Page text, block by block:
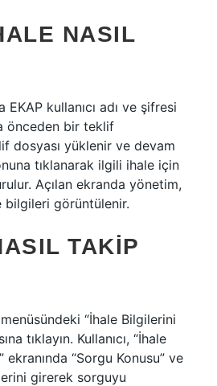
NASIL
kullanıcı adı ve şifresi
önceden bir teklif
dosyası yüklenir ve devam
tıklanarak ilgili ihale için
Açılan ekranda yönetim,
görüntülenir.
TAKIP
“İhale Bilgilerini
tıklayın. Kullanıcı, “İhale
“Sorgu Konusu” ve
girerek sorguyu